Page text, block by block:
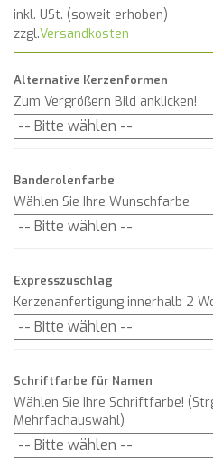
inkl. USt. (soweit erhoben)
zzgl.Versandkosten
Alternative Kerzenformen
Zum Vergrößern Bild anklicken!
Banderolenfarbe
Wählen Sie Ihre Wunschfarbe
Expresszuschlag
Kerzenanfertigung innerhalb 2
Schriftfarbe für Namen
Wählen Sie Ihre Schriftfarbe!
Mehrfachauswahl)